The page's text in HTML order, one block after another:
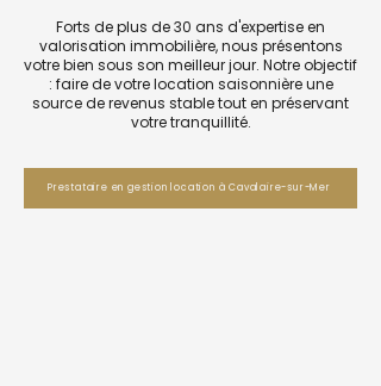
Forts de plus de 30 ans d'expertise en
valorisation immobilière, nous présentons
votre bien sous son meilleur jour. Notre objectif
: faire de votre location saisonnière une
source de revenus stable tout en préservant
votre tranquillité.
Prestataire en gestion location à Cavalaire-sur-Mer